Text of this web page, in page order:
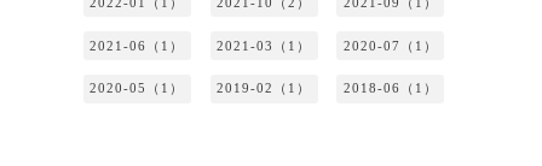
2021-06（1） 2021-03（1） 2020-07（1）
2020-05（1） 2019-02（1） 2018-06（1）